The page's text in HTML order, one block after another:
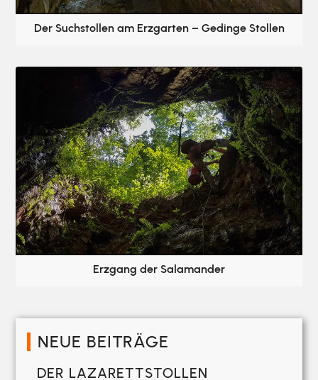
Der Suchstollen am Erzgarten – Gedinge Stollen
Erzgang der Salamander
NEUE BEITRÄGE
DER LAZARETTSTOLLEN